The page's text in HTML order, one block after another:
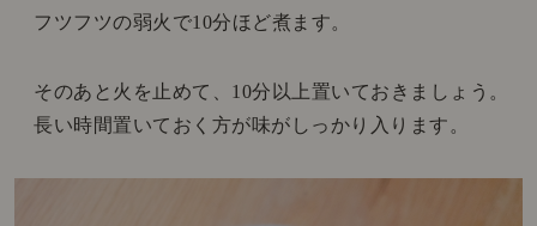
フツフツの弱火で10分ほど煮ます。
そのあと火を止めて、10分以上置いておきましょう。
長い時間置いておく方が味がしっかり入ります。